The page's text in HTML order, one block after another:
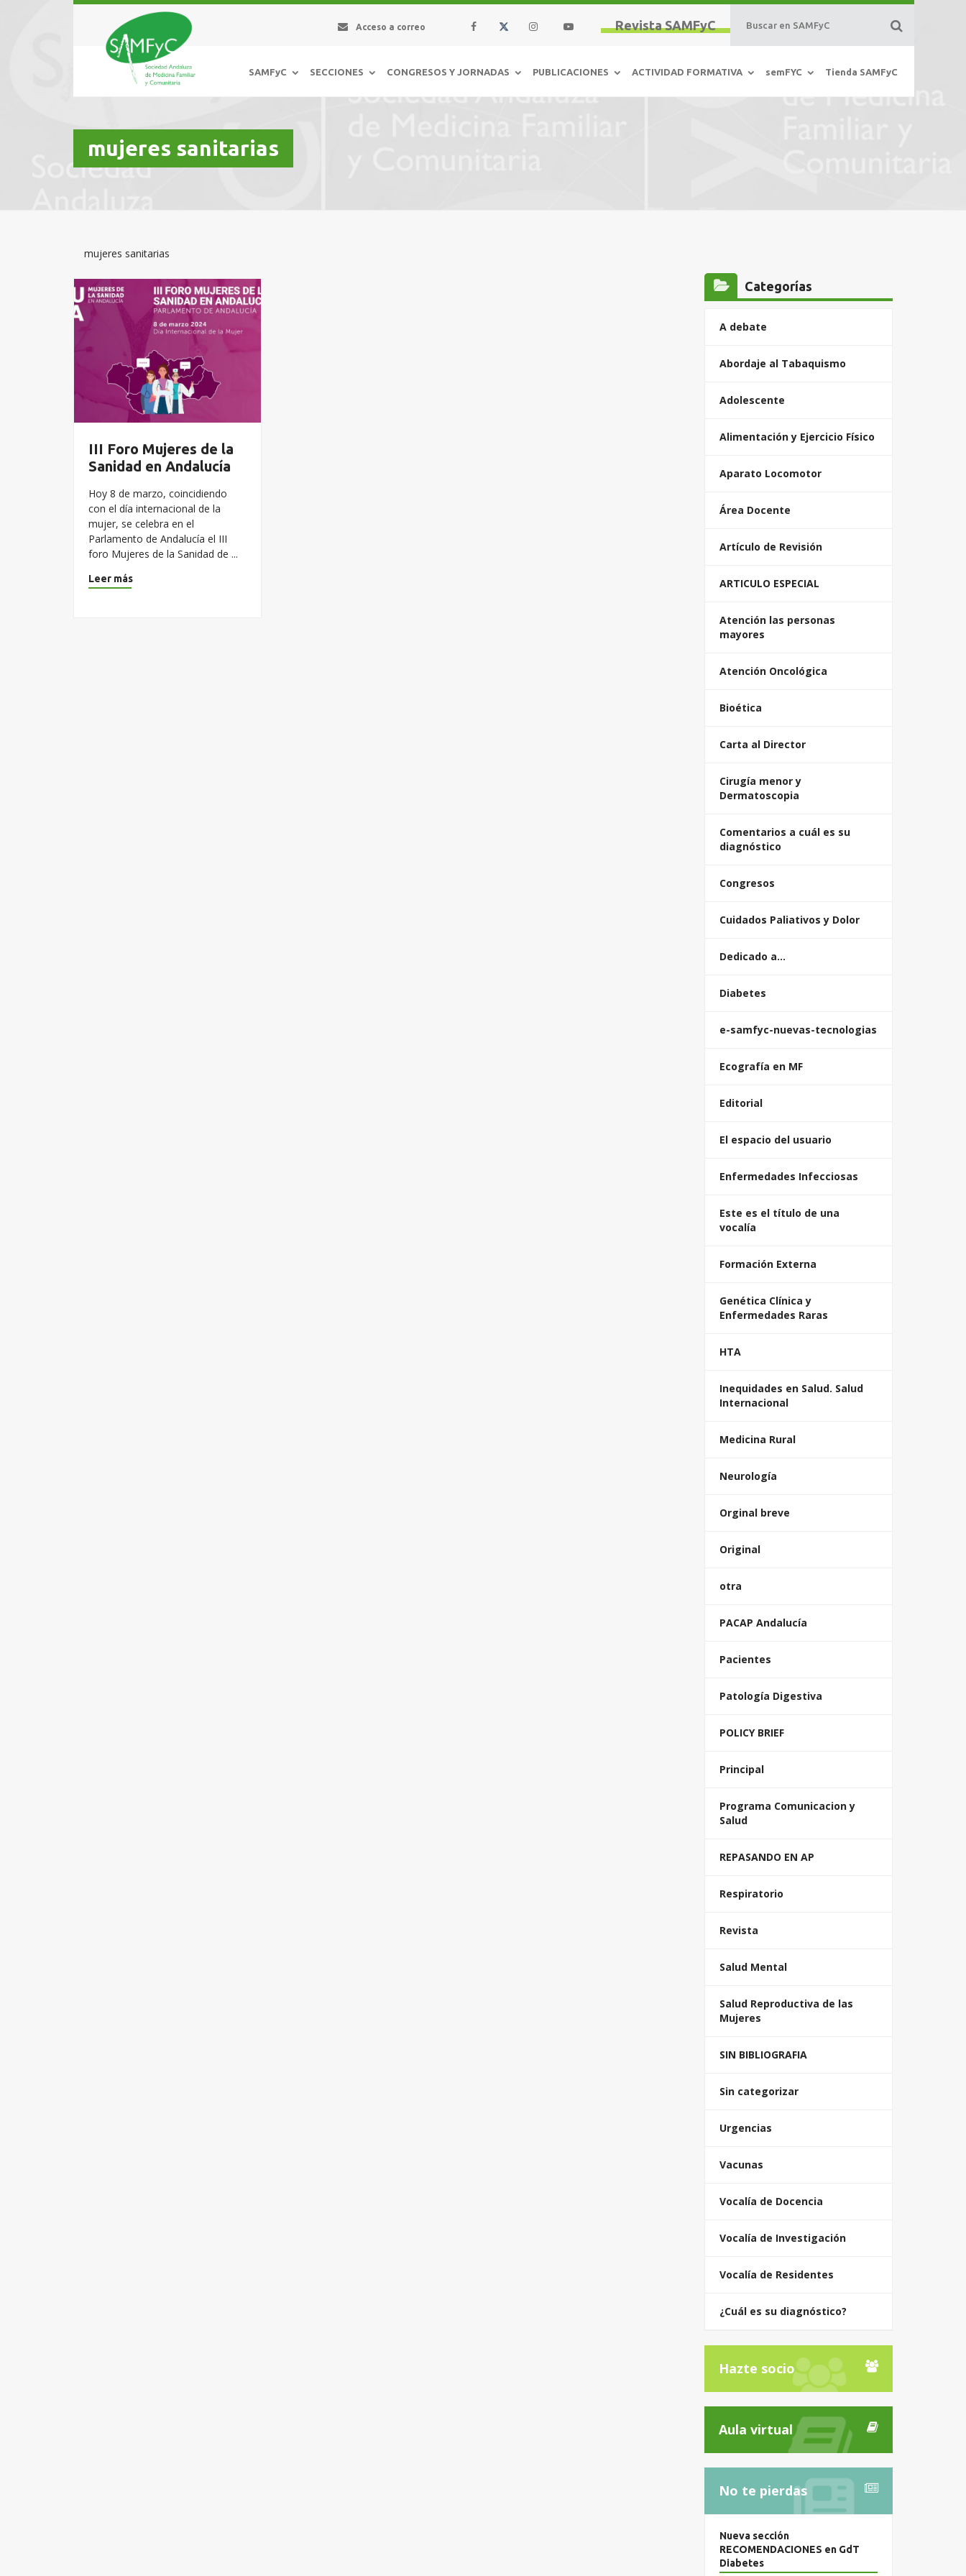
Revista SAMFyC
Acceso a correo
SAMFyC SECCIONES CONGRESOS Y JORNADAS PUBLICACIONES ACTIVIDAD FORMATIVA semFYC Tienda SAMFyC
mujeres sanitarias
mujeres sanitarias
III Foro Mujeres de la
Sanidad en Andalucía
Hoy 8 de marzo, coincidiendo
con el día internacional de la
mujer, se celebra en el
Parlamento de Andalucía el III
foro Mujeres de la Sanidad de ...
Leer más
Categorías
A debate
Abordaje al Tabaquismo
Adolescente
Alimentación y Ejercicio Físico
Aparato Locomotor
Área Docente
Artículo de Revisión
ARTICULO ESPECIAL
Atención las personas
mayores
Atención Oncológica
Bioética
Carta al Director
Cirugía menor y
Dermatoscopia
Comentarios a cuál es su
diagnóstico
Congresos
Cuidados Paliativos y Dolor
Dedicado a…
Diabetes
e-samfyc-nuevas-tecnologias
Ecografía en MF
Editorial
El espacio del usuario
Enfermedades Infecciosas
Este es el título de una
vocalía
Formación Externa
Genética Clínica y
Enfermedades Raras
HTA
Inequidades en Salud. Salud
Internacional
Medicina Rural
Neurología
Orginal breve
Original
otra
PACAP Andalucía
Pacientes
Patología Digestiva
POLICY BRIEF
Principal
Programa Comunicacion y
Salud
REPASANDO EN AP
Respiratorio
Revista
Salud Mental
Salud Reproductiva de las
Mujeres
SIN BIBLIOGRAFIA
Sin categorizar
Urgencias
Vacunas
Vocalía de Docencia
Vocalía de Investigación
Vocalía de Residentes
¿Cuál es su diagnóstico?
Hazte socio
Aula virtual
No te pierdas
Nueva sección
RECOMENDACIONES en GdT
Diabetes